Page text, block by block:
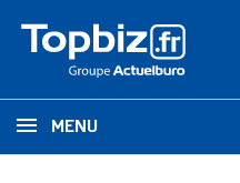
MENU